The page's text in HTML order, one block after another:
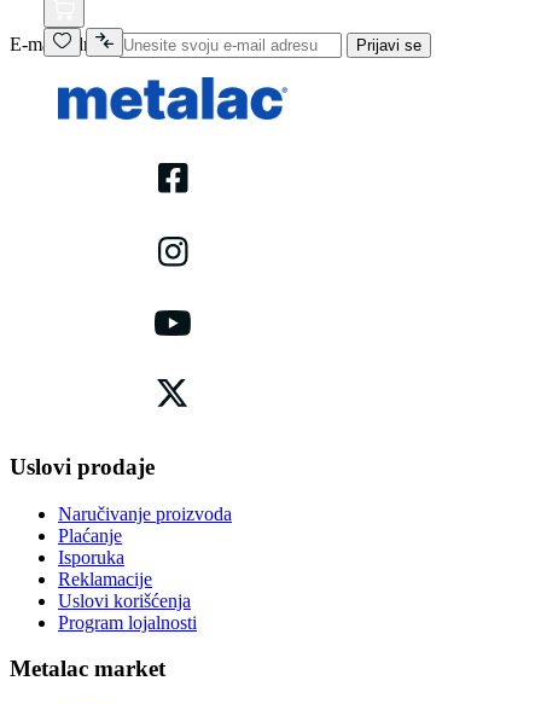
E-mail adresa Prijavi se
Uslovi prodaje
Naručivanje proizvoda
Plaćanje
Isporuka
Reklamacije
Uslovi korišćenja
Program lojalnosti
Metalac market